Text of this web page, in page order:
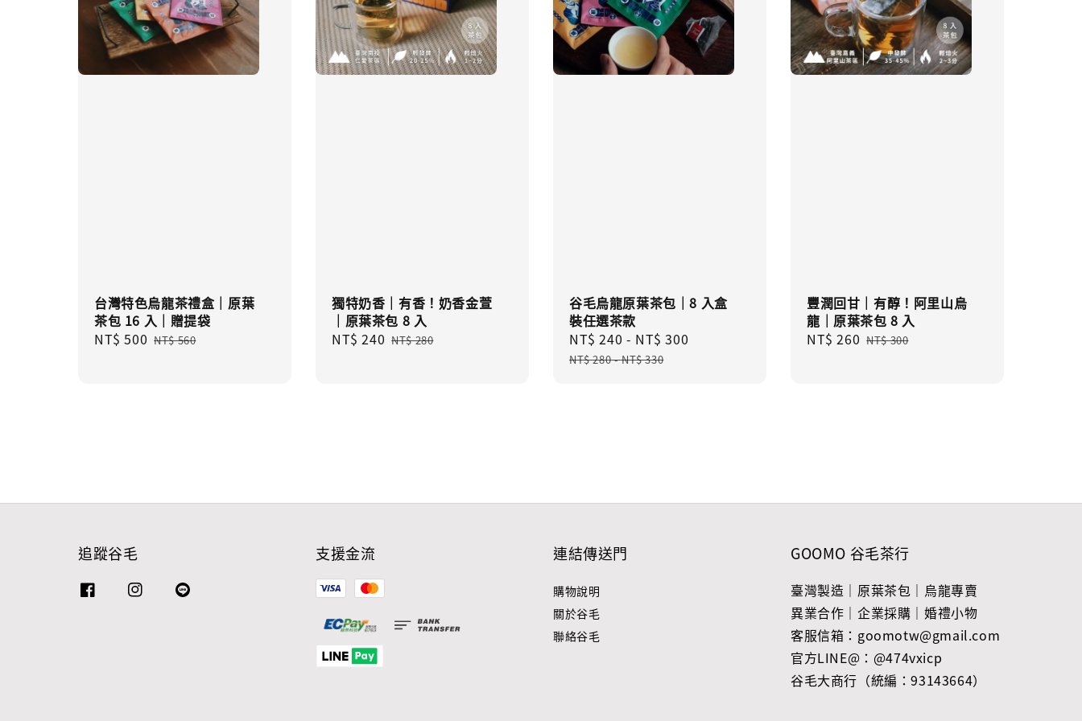
台灣特色烏龍茶禮盒｜原葉
茶包 16 入｜贈提袋
Sale
NT$ 500 Regular
NT$ 560
獨特奶香｜有香！奶香金萱
｜原葉茶包 8 入
Sale
NT$ 240 Regular
NT$ 280
谷毛烏龍原葉茶包｜8 入盒
裝任選茶款
Sale
price
NT$ 240 - NT$ 300
NT$ 280-NT$ 330
豐潤回甘｜有醇！阿里山烏
龍｜原葉茶包 8 入
Sale
NT$ 260 Regular
NT$ 300
追蹤谷毛 支援金流 連結傳送門
購物說明
關於谷毛
聯絡谷毛
GOOMO 谷毛茶行
臺灣製造｜原葉茶包｜烏龍專賣
異業合作｜企業採購｜婚禮小物
客服信箱：goomotw@gmail.com
官方LINE@：@474vxicp
谷毛大商行（統編：93143664）